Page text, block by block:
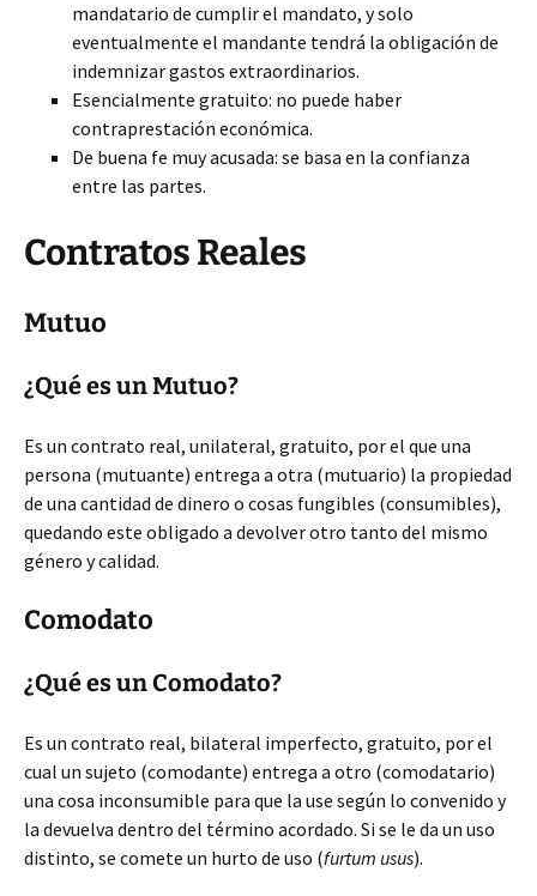
mandatario de cumplir el mandato, y solo
eventualmente el mandante tendrá la obligación de
indemnizar gastos extraordinarios.
Esencialmente gratuito: no puede haber
contraprestación económica.
De buena fe muy acusada: se basa en la confianza
entre las partes.
Contratos Reales
Mutuo
¿Qué es un Mutuo?
Es un contrato real, unilateral, gratuito, por el que una
persona (mutuante) entrega a otra (mutuario) la propiedad
de una cantidad de dinero o cosas fungibles (consumibles),
quedando este obligado a devolver otro tanto del mismo
género y calidad.
Comodato
¿Qué es un Comodato?
Es un contrato real, bilateral imperfecto, gratuito, por el
cual un sujeto (comodante) entrega a otro (comodatario)
una cosa inconsumible para que la use según lo convenido y
la devuelva dentro del término acordado. Si se le da un uso
distinto, se comete un hurto de uso (furtum usus).